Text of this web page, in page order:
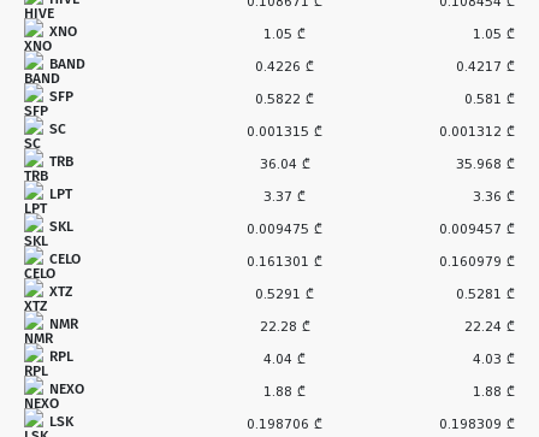
XNO 1.05 ₾ 1.05 ₾
BAND 0.4226 ₾ 0.4217 ₾
SFP 0.5822 ₾ 0.581 ₾
SC 0.001315 ₾ 0.001312 ₾
TRB 36.04 ₾ 35.968 ₾
LPT 3.37 ₾ 3.36 ₾
SKL 0.009475 ₾ 0.009457 ₾
CELO 0.161301 ₾ 0.160979 ₾
XTZ 0.5291 ₾ 0.5281 ₾
NMR 22.28 ₾ 22.24 ₾
RPL 4.04 ₾ 4.03 ₾
NEXO 1.88 ₾ 1.88 ₾
LSK 0.198706 ₾ 0.198309 ₾